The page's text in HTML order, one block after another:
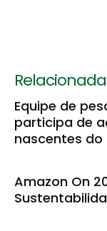
Equipe de
participa de
nascentes do
Amazon On